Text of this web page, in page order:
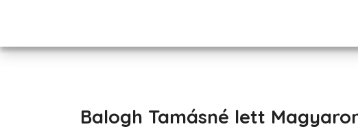
Balogh Tamásné lett